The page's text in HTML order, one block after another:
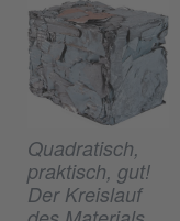
Quadratisch,
praktisch, gut!
Der Kreislauf